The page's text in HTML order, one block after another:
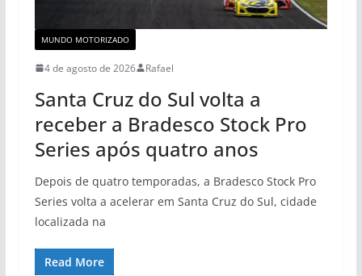
MUNDO MOTORIZADO
4 de agosto de 2026 Rafael
Santa Cruz do Sul volta a
receber a Bradesco Stock Pro
Series após quatro anos
Depois de quatro temporadas, a Bradesco Stock Pro
Series volta a acelerar em Santa Cruz do Sul, cidade
localizada na
Read More